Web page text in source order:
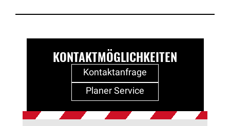
KONTAKTMÖGLICHKEITEN
Kontaktanfrage
Planer Service